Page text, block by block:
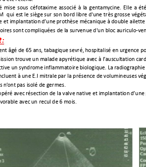
mise sous céfotaxime associé à la gentamycine. Elle a
qui est le siège sur son bord libre d'une très grosse v
et implantation d’une prothèse mécanique à double ailette
oires sont compliquées de la survenue d'un bloc auriculo-
âgé de 65 ans, tabagique sevré, hospitalisé en urgence
trouve un malade apyrétique avec à l’auscultation
un syndrome inflammatoire biologique. La
à une E.I mitrale par la présence de volumineuses
n’ont pas isolé de germes.
avec résection de la valve native et implantation
vorable avec un recul de 6 mois.